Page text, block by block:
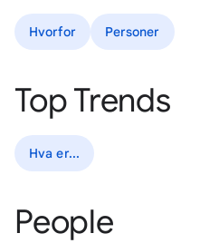
Hvorfor Personer
Top Trends
Hva er...
People